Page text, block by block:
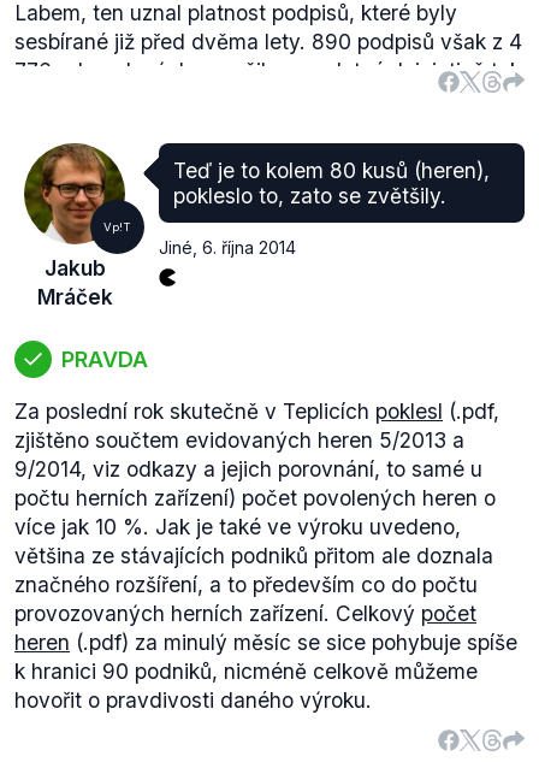
Labem, ten uznal platnost podpisů, které byly
sesbírané již před dvěma lety. 890 podpisů však z 4
776 odevzdaných označil za neplatné. Iniciativě tak
ve výsledku chybělo, jak správně uvádí Jakub
podpisů k vyvolání
referenda.
Vp!T
Jakub
Mráček
Teď je to kolem 80 kusů (heren),
pokleslo to, zato se zvětšily.
Jiné 6. října 2014
PRAVDA
Za poslední rok skutečně v Teplicích poklesl (.pdf,
zjištěno součtem evidovaných heren 5/2013 a
9/2014, viz odkazy a jejich porovnání, to samé u
počtu herních zařízení) počet povolených heren o
více jak 10 %. Jak je také ve výroku uvedeno,
většina ze stávajících podniků přitom ale doznala
značného rozšíření, a to především co do počtu
provozovaných herních zařízení. Celkový počet
heren (.pdf) za minulý měsíc se sice pohybuje spíše
k hranici 90 podniků, nicméně celkově můžeme
hovořit o pravdivosti daného výroku.